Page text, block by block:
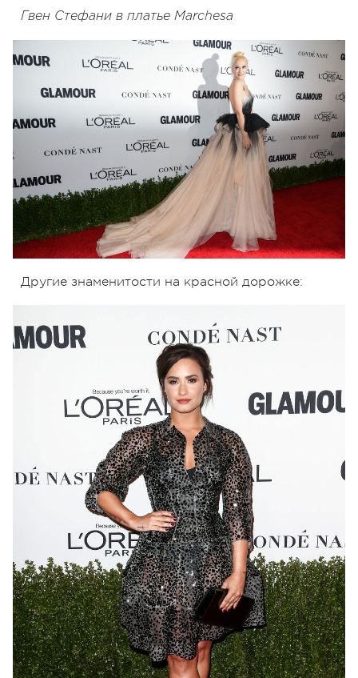
Гвен Стефани в платье Marchesa
Другие знаменитости на красной дорожке: